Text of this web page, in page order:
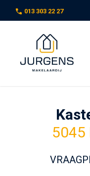
013 303 22 27
5045